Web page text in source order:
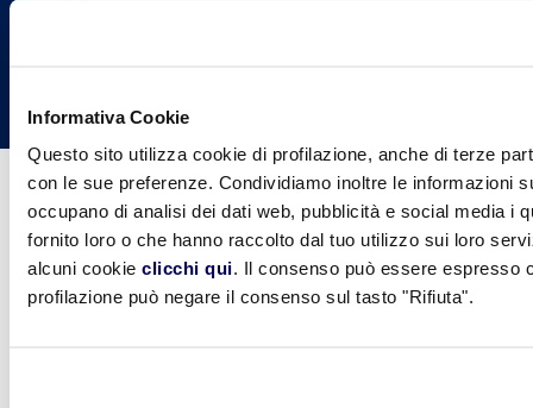
Informativa Cookie
Questo sito utilizza cookie di profilazione, anche di terze
con le sue preferenze. Condividiamo inoltre le informazioni
occupano di analisi dei dati web, pubblicità e social media i
fornito loro o che hanno raccolto dal tuo utilizzo sui loro
alcuni cookie clicchi qui. Il consenso può essere espresso
profilazione può negare il consenso sul tasto "Rifiuta".